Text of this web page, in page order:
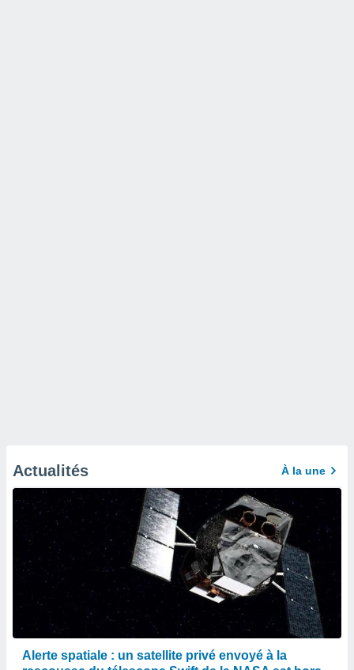
Actualités À la une
Alerte spatiale : un satellite privé envoyé à la